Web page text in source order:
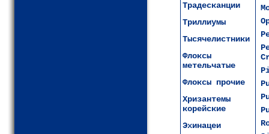
Традесканции
Триллиумы
Тысячелистники
Флоксы
метельчатые
Флоксы прочие
Хризантемы
корейские
Эхинацеи